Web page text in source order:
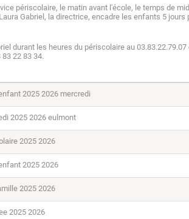
périscolaire, le matin avant l'école, le temps de
Gabriel, la directrice, encadre les enfants 5 jours
durant les heures du périscolaire au
22 83 34.
2025 2026 mercredi
2025 2026 eulmont
2025 2026
2025 2026
2025 2026
2025 2026